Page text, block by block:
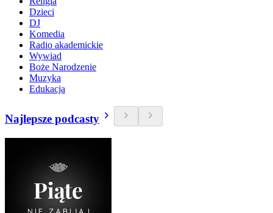
Dzieci
DJ
Komedia
Radio akademickie
Wywiad
Boże Narodzenie
Muzyka
Edukacja
Najlepsze podcasty